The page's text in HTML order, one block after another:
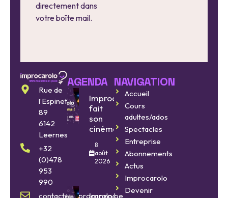
directement dans
votre boîte mail.
Rue de
l’Espinette
89
6142
Leernes
+32
(0)478
953
990
contact@improcarolo.be
AGENDA
Improcarolo
fait
son
cinéma
8
août
2026
Improcarolo
NAVIGATION
Accueil
Cours
adultes/ados
Spectacles
Entreprise
Abonnements
Actus
Improcarolo
Devenir